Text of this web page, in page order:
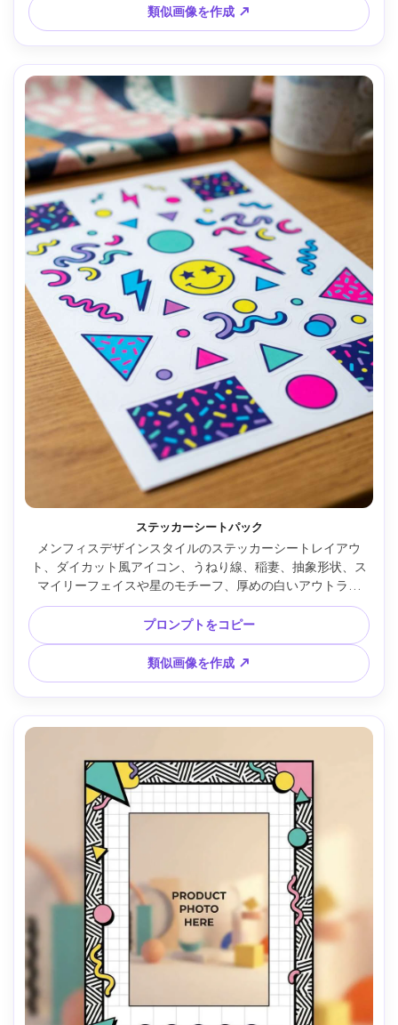
4:5
類似画像を作成 ↗
ステッカーシートパック
メンフィスデザインスタイルのステッカーシートレイアウ
ト、ダイカット風アイコン、うねり線、稲妻、抽象形状、ス
マイリーフェイスや星のモチーフ、厚めの白いアウトライ
ン、明るい80年代配色、クリーンなベクター外観、一枚のシ
ートに整然と配置、85mmレンズ、浅い被写界深度 --ar 4:5
プロンプトをコピー
類似画像を作成 ↗